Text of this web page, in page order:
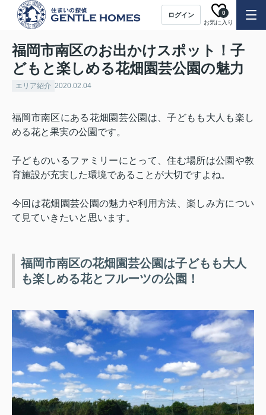
ログイン
お気に入り
0
福岡市南区のお出かけスポット！子
どもと楽しめる花畑園芸公園の魅力
エリア紹介 2020.02.04
福岡市南区にある花畑園芸公園は、子どもも大人も楽し
める花と果実の公園です。
子どものいるファミリーにとって、住む場所は公園や教
育施設が充実した環境であることが大切ですよね。
今回は花畑園芸公園の魅力や利用方法、楽しみ方につい
て見ていきたいと思います。
福岡市南区の花畑園芸公園は子どもも大人
も楽しめる花とフルーツの公園！